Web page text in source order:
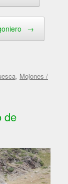
→
, Mojones /
de